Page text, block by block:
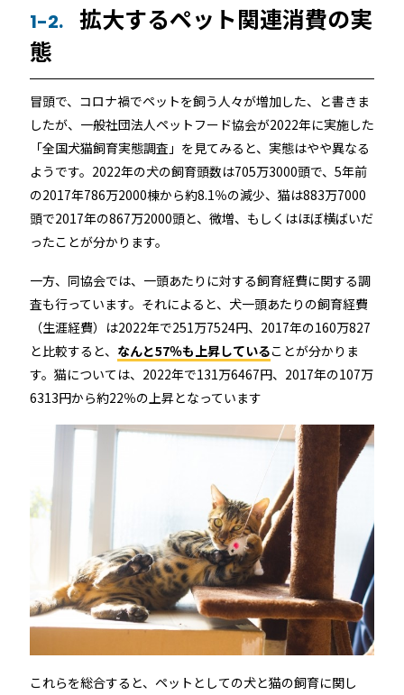
1-2.
拡大するペット関連消費の実
態
冒頭で、コロナ禍でペットを飼う人々が増加した、と書きま
したが、一般社団法人ペットフード協会が2022年に実施した
「全国犬猫飼育実態調査」を見てみると、実態はやや異なる
ようです。2022年の犬の飼育頭数は705万3000頭で、5年前
の2017年786万2000棟から約8.1％の減少、猫は883万7000
頭で2017年の867万2000頭と、微増、もしくはほぼ横ばいだ
ったことが分かります。
一方、同協会では、一頭あたりに対する飼育経費に関する調
査も行っています。それによると、犬一頭あたりの飼育経費
（生涯経費）は2022年で251万7524円、2017年の160万827
と比較すると、 なんと57％も上昇していることが分かりま
す。猫については、2022年で131万6467円、2017年の107万
6313円から約22％の上昇となっています
これらを総合すると、ペットとしての犬と猫の飼育に関し
他社スマートロックとの連携
API連携
製品ラインナップ
RemoteLOCK 500i
RemoteLOCK 700i
RemoteLOCK 8j-S
RemoteLOCK 9j
RemoteLOCK 9j-Q
TOBIRA
パートナー製品
SADIOT ROOM
製品の比較
利用事例トップ
事例一覧
宿泊施設
レンタルスペース
店舗
オフィス
公共施設
事例インタビュー
宿泊施設
レンタルスペース
店舗
料金
取付工事
取付工事トップ
工事の様子
施工パートナー 一覧
全てのパートナー
関東
中部
カスタマーサポート
お知らせ セミナー
特定商取引法に基づく表記
RemoteLOCKクラウドサービス利用規約
RemoteLOCKアプリダウンロード